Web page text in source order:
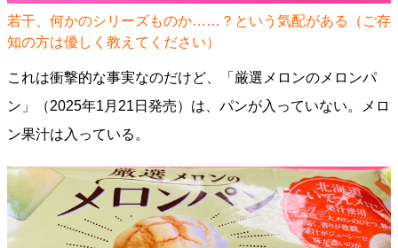
若干、何かのシリーズものか……？という気配がある（ご存
知の方は優しく教えてください）
これは衝撃的な事実なのだけど、「厳選メロンのメロンパ
ン」（2025年1月21日発売）は、パンが入っていない。メロ
ン果汁は入っている。